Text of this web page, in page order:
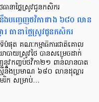
ៃ​ធានាថ្លៃស្រូវជូនកសិករ
ងបញ្ចេញថវិកាជាង ៦៨០ លាន
រ ធានាថ្លៃស្រូវជូនកសិករ
បំផុត គណៈកម្មាធិការជាតិគោល
បាយស្រូវថៃ បានសម្រេចដាក់
នូវកញ្ចប់ថវិកា២១ ពាន់លានបាត
ើនឹងប្រមាណ ៦៨០ លានដុល្លារ
រិក សម្រាប់…